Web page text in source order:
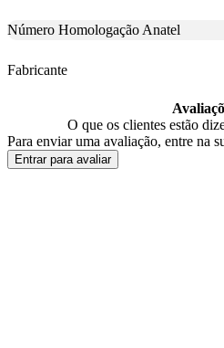
Número Homologação Anatel
Fabricante
O que os clientes estão
Para enviar uma avaliação, entre na
Entrar para avaliar